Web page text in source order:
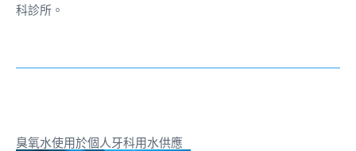
科診所。
臭氧水使用於個人牙科用水供應